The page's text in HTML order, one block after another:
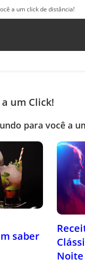
a um click de distância!
um Click!
para você a
saber